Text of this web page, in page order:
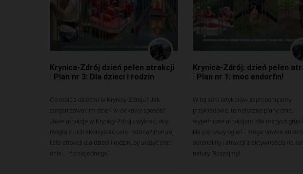
Krynica-Zdrój dzień pełen atrakcji
| Plan nr 3: Dla dzieci i rodzin
Co robić z dziećmi w Krynicy-Zdroju? Jak
zorganizować im dzień w ciekawy sposób?
Jakie atrakcje w Krynicy-Zdroju wybrać, aby
mogła z nich skorzystać cała rodzina? Poniżej
lista atrakcji dla dzieci i rodzin, by ułożyć plan
dnia... i to niejednego!
Krynica-Zdrój: dzień pełen
| Plan nr 1: moc endorfin!
W tej serii artykułów zaproponujemy
przykładowe, tematyczne plany dnia,
wypełnione atrakcjami dla różnych grup
Na pierwszy ogień - mega dawka
adrenaliny i atrakcji z aktywnością na
natury. Ruszajmy!